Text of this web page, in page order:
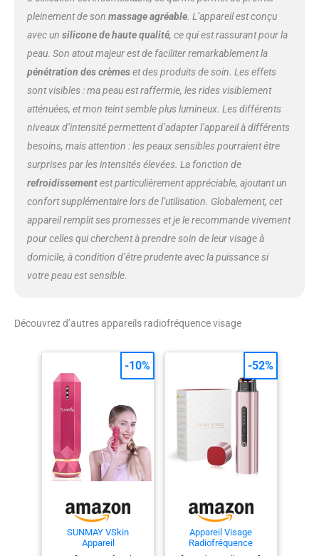
pleinement de son massage agréable. L’appareil est conçu
avec un silicone de haute qualité, ce qui est rassurant pour la
peau. Son atout majeur est de faciliter remarkablement la
pénétration des crèmeset des produits de soin. Les effets
sont visibles : ma peau est raffermie, les rides visiblement
atténuées, et mon teint semble plus lumineux. Les différents
niveaux d’intensité permettent d’adapter l’appareil à différents
besoins, mais attention : les peaux sensibles pourraient être
surprises par les intensités élevées. La fonction de
refroidissementest particulièrement appréciable, ajoutant un
confort supplémentaire lors de l’utilisation. Globalement, cet
appareil remplit ses promesses et je le recommande vivement
pour celles qui cherchent à prendre soin de leur visage à
domicile, à condition d’être prudente avec la puissance si
votre peau est sensible.
Découvrez d’autres appareils radiofréquence visage
SUNMAY VSkin
Appareil
Radiofréquence
-10%
Appareil Visage
Radiofréquence
Beauté Massage 5-en-
-52%